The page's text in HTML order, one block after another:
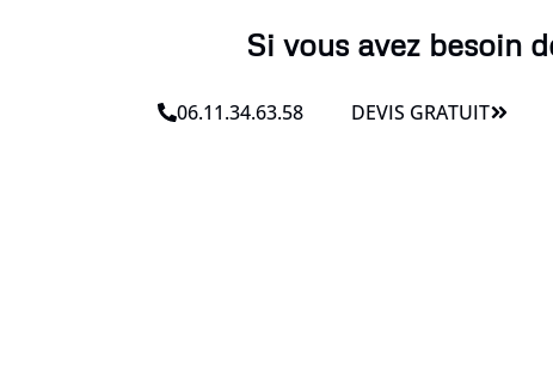
Si vous avez besoin
06.11.34.63.58 DEVIS GRATUIT